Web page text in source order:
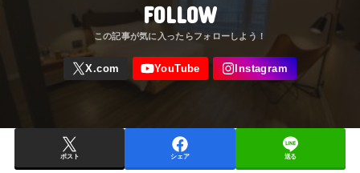
FOLLOW
ポスト シェア 送る